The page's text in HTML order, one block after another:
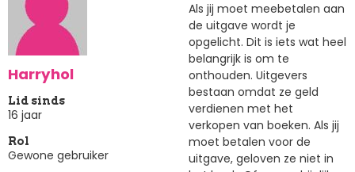
Harryhol
Lid sinds
16 jaar
Rol
Gewone gebruiker
Als jij moet meebetalen aan
de uitgave wordt je
opgelicht. Dit is iets wat heel
belangrijk is om te
onthouden. Uitgevers
bestaan omdat ze geld
verdienen met het
verkopen van boeken. Als jij
moet betalen voor de
uitgave, geloven ze niet in